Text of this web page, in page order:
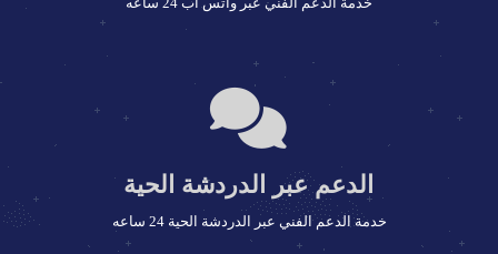
جديد المقالات بالعناوين والصور ويمكن
لإضفاء لمسة ابداعية على الاستايل بدون
استخدام تأثيرات الصور
القالب يحتوي على 10 صفحات فرعية
(عروض الاستضافة + عروض السيرفرات +
الدعم عبر الدردشة الحية
خدمة الدعم الفني عبر الدردشة الحية 24 ساعه